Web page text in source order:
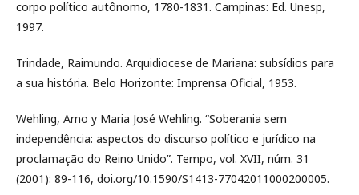
corpo político autônomo, 1780-1831. Campinas: Ed. Unesp,
1997.
Trindade, Raimundo. Arquidiocese de Mariana: subsídios para
a sua história. Belo Horizonte: Imprensa Oficial, 1953.
Wehling, Arno y Maria José Wehling. “Soberania sem
independência: aspectos do discurso político e jurídico na
proclamação do Reino Unido”. Tempo, vol. XVII, núm. 31
(2001): 89-116, doi.org/10.1590/S1413-77042011000200005.